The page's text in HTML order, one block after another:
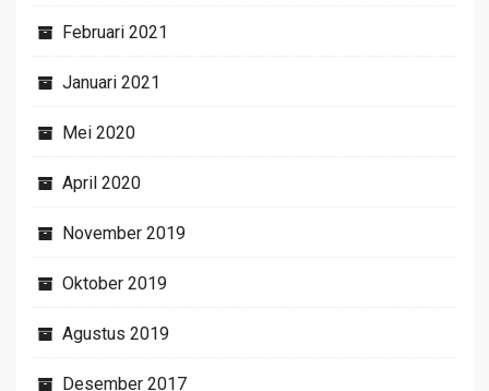
Februari 2021
Januari 2021
Mei 2020
April 2020
November 2019
Oktober 2019
Agustus 2019
Desember 2017